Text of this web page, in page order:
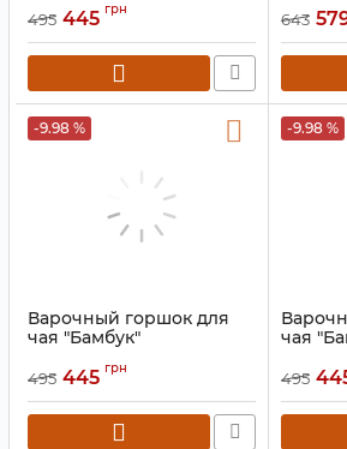
495 445 грн
Артикул:
643
-9.98 %
Варочный горшок для
чая "Бамбук"
Артикул: 9200722
495 445 грн
-9.98 %
чая
Артикул:
495